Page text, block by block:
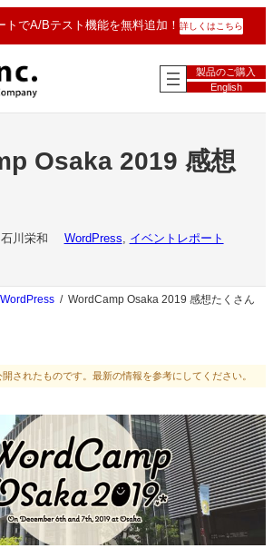
トでA/Bテスト機能を無料追加！ 詳しくはこちら
製品のご購入
English
Osaka 2019 感想
石川栄和 WordPress, イベントレポート
WordPress WordCamp Osaka 2019 感想たくさん
されたものです。最新の情報を参考にしてください。